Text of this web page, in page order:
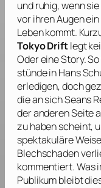
und ruhig, wenn
vor ihren Augen
Leben kommt.
Tokyo Driftlegt
Oder eine Story.
stünde in Hans
erledigen, doch
die an sich Seans
der anderen Seite
zu haben scheint,
spektakuläre
Blechschaden
kommentiert. Was
Publikum bleibt